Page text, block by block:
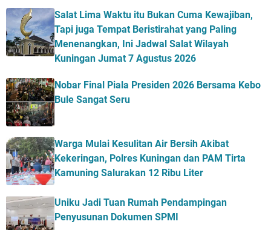
Salat Lima Waktu itu Bukan Cuma Kewajiban,
Tapi juga Tempat Beristirahat yang Paling
Menenangkan, Ini Jadwal Salat Wilayah
Kuningan Jumat 7 Agustus 2026
Nobar Final Piala Presiden 2026 Bersama Kebo
Bule Sangat Seru
Warga Mulai Kesulitan Air Bersih Akibat
Kekeringan, Polres Kuningan dan PAM Tirta
Kamuning Salurakan 12 Ribu Liter
Uniku Jadi Tuan Rumah Pendampingan
Penyusunan Dokumen SPMI